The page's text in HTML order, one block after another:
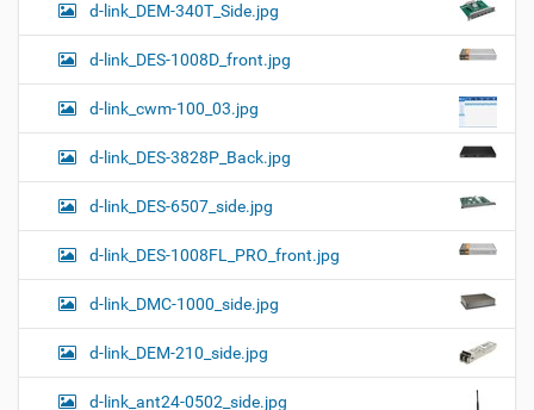
d-link_DEM-340T_Side.jpg
d-link_DES-1008D_front.jpg
d-link_cwm-100_03.jpg
d-link_DES-3828P_Back.jpg
d-link_DES-6507_side.jpg
d-link_DES-1008FL_PRO_front.jpg
d-link_DMC-1000_side.jpg
d-link_DEM-210_side.jpg
d-link_ant24-0502_side.jpg